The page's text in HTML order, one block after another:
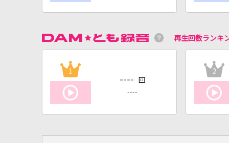
再生回数ランキ
1
---- 回
----
2